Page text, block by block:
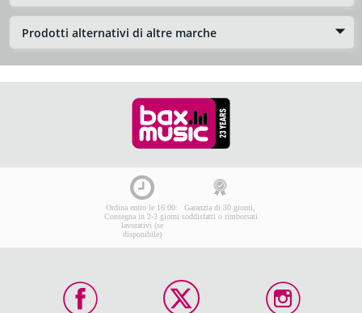
Prodotti alternativi di altre marche
Ordina entro le 16:00:
Consegna in 2-3 giorni
lavorativi (se
disponibile)
Garanzia di 30 giorni,
soddisfatti o rimborsati